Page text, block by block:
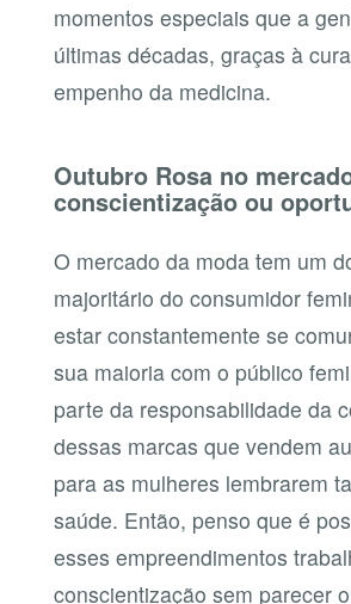
momentos especiais que a
últimas décadas, graças à
empenho da medicina.
Outubro Rosa no
conscientização ou
O mercado da moda tem um
majoritário do consumidor
estar constantemente se
sua maioria com o público
parte da responsabilidade da
dessas marcas que vendem
para as mulheres lembrarem
saúde. Então, penso que é
esses empreendimentos
conscientização sem parecer